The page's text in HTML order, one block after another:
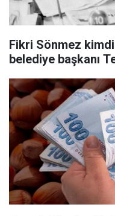
Fikri Sönmez
belediye başkanı